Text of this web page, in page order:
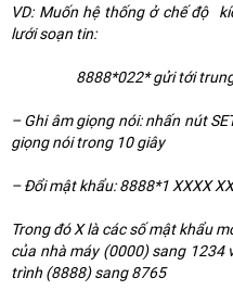
VD: Muốn hệ thống ở chế độ
lưới soạn tin:
8888*022* gửi tới trung
– Ghi âm giọng nói: nhấn nút
giọng nói trong 10 giây
– Đổi mật khẩu: 8888*1 XXXX
Trong đó X là các số mật khẩu
của nhà máy (0000) sang 1234
trình (8888) sang 8765